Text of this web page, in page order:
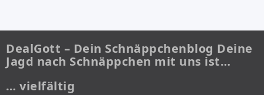
DealGott – Dein Schnäppchenblog Deine
Jagd nach Schnäppchen mit uns ist…
… vielfältig